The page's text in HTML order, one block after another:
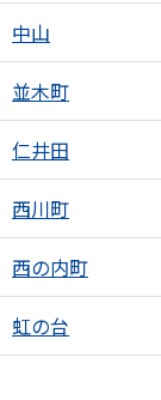
中山
並木町
仁井田
西川町
西の内町
虹の台